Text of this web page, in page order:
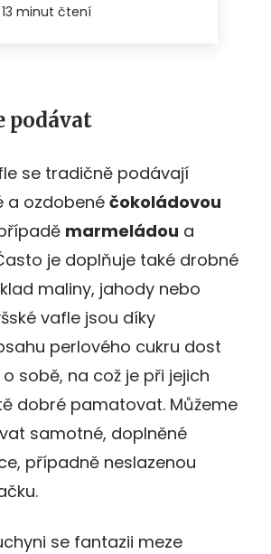
podávat
se tradičně podávají
a ozdobené čokoládovou
marmeládou a
je doplňuje také drobné
maliny, jahody nebo
vafle jsou díky
perlového cukru dost
sobě, na což je při jejich
dobré pamatovat. Můžeme
samotné, doplněné
případně neslazenou
se fantazii meze